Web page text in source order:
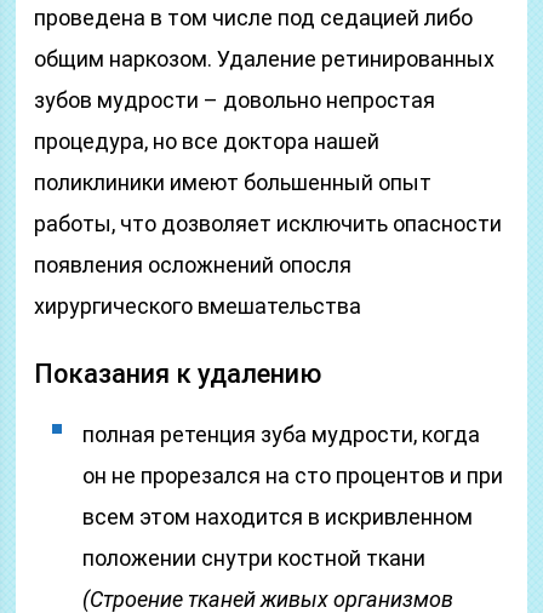
проведена в том числе под седацией либо
общим наркозом. Удаление ретинированных
зубов мудрости – довольно непростая
процедура, но все доктора нашей
поликлиники имеют большенный опыт
работы, что дозволяет исключить опасности
появления осложнений опосля
хирургического вмешательства
Показания к удалению
полная ретенция зуба мудрости, когда
он не прорезался на сто процентов и при
всем этом находится в искривленном
положении снутри костной ткани
(Строение тканей живых организмов